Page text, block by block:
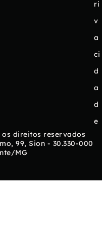
ri
v
a
ci
d
a
d
e
os direitos reservados
99, Sion - 30.330-000
MG